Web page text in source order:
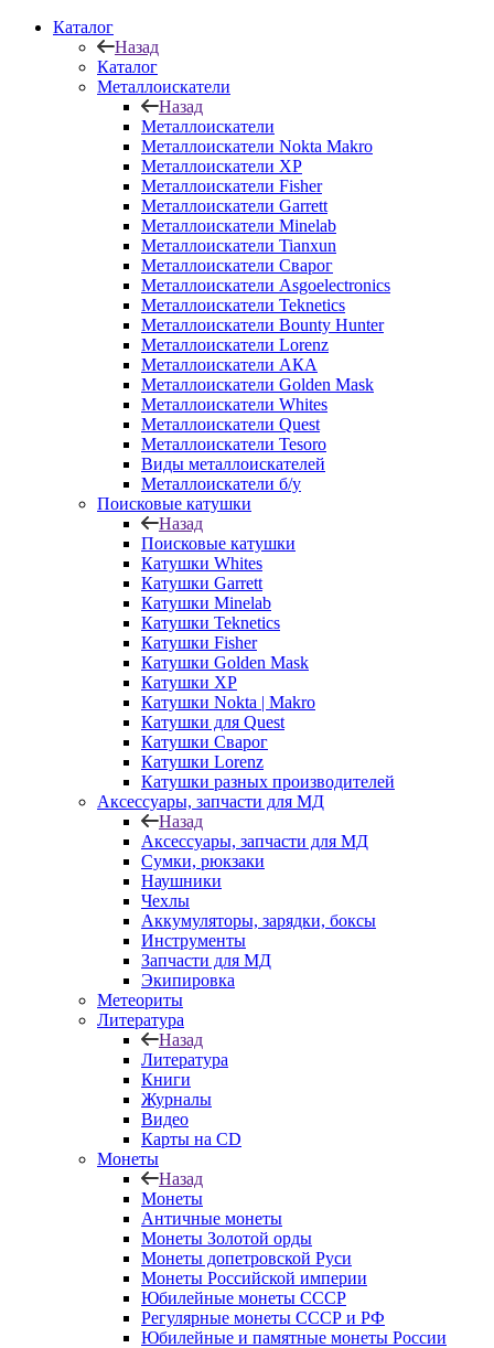
Каталог
Назад
Каталог
Металлоискатели
Назад
Металлоискатели
Металлоискатели Nokta Makro
Металлоискатели XP
Металлоискатели Fisher
Металлоискатели Garrett
Металлоискатели Minelab
Металлоискатели Tianxun
Металлоискатели Сварог
Металлоискатели Asgoelectronics
Металлоискатели Teknetics
Металлоискатели Bounty Hunter
Металлоискатели Lorenz
Металлоискатели АКА
Металлоискатели Golden Mask
Металлоискатели Whites
Металлоискатели Quest
Металлоискатели Tesoro
Виды металлоискателей
Металлоискатели б/у
Поисковые катушки
Назад
Поисковые катушки
Катушки Whites
Катушки Garrett
Катушки Minelab
Катушки Teknetics
Катушки Fisher
Катушки Golden Mask
Катушки XP
Катушки Nokta | Makro
Катушки для Quest
Катушки Сварог
Катушки Lorenz
Катушки разных производителей
Аксессуары, запчасти для МД
Назад
Аксессуары, запчасти для МД
Сумки, рюкзаки
Наушники
Чехлы
Аккумуляторы, зарядки, боксы
Инструменты
Запчасти для МД
Экипировка
Метеориты
Литература
Назад
Литература
Книги
Журналы
Видео
Карты на CD
Монеты
Назад
Монеты
Античные монеты
Монеты Золотой орды
Монеты допетровской Руси
Монеты Российской империи
Юбилейные монеты СССР
Регулярные монеты СССР и РФ
Юбилейные и памятные монеты России